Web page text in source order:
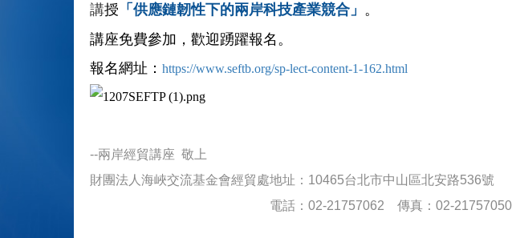
講授 「 供應鏈韌性下的兩岸科技產業競合 」 。
講座免費參加，歡迎踴躍報名。
報名網址： https://www.seftb.org/sp-lect-content-1-162.html
--兩岸經貿講座 敬上
財團法人海峽交流基金會經貿處地址：10465台北市中山區北安路536號
電話：02-21757062 傳真：02-21757050